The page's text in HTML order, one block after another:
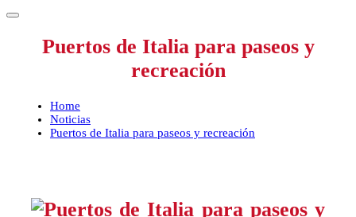
Puertos de Italia para paseos y
recreación
Home
Noticias
Puertos de Italia para paseos y recreación